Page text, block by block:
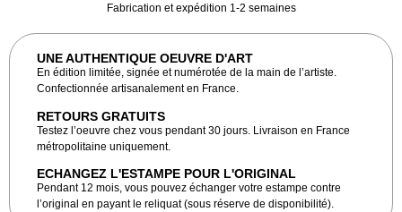
Fabrication et expédition 1-2 semaines
UNE AUTHENTIQUE OEUVRE D'ART
En édition limitée, signée et numérotée de la main de l’artiste.
Confectionnée artisanalement en France.
RETOURS GRATUITS
Testez l’oeuvre chez vous pendant 30 jours. Livraison en France
métropolitaine uniquement.
ECHANGEZ L'ESTAMPE POUR L'ORIGINAL
Pendant 12 mois, vous pouvez échanger votre estampe contre
l’original en payant le reliquat (sous réserve de disponibilité).